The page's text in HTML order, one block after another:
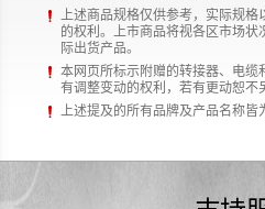
上述商品规格仅供参考，实际规
的权利。上市商品将视各区市场
际出货产品。
本网页所标示附赠的转接器、电
有调整变动的权利，若有更动恕不
上述提及的所有品牌及产品名称皆